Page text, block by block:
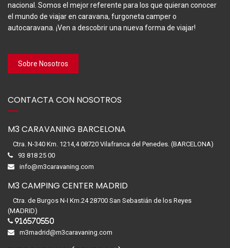
nacional. Somos el mejor referente para los que quieran conocer
el mundo de viajar en caravana, furgoneta camper o
autocaravana. ¡Ven a descobrir una nueva forma de viajar!
Sobre Nosotros
CONTACTA CON NOSOTROS
M3 CARAVANING BARCELONA
Ctra. N-340 Km. 1214,4 08720 Vilafranca del Penedes. (BARCELONA)
93 818 25 00
info@m3caravaning.com
M3 CAMPING CENTER MADRID
Ctra. de Burgos N-I Km.24 28700 San Sebastián de los Reyes
(MADRID)
916570550
m3madrid@m3caravaning.com